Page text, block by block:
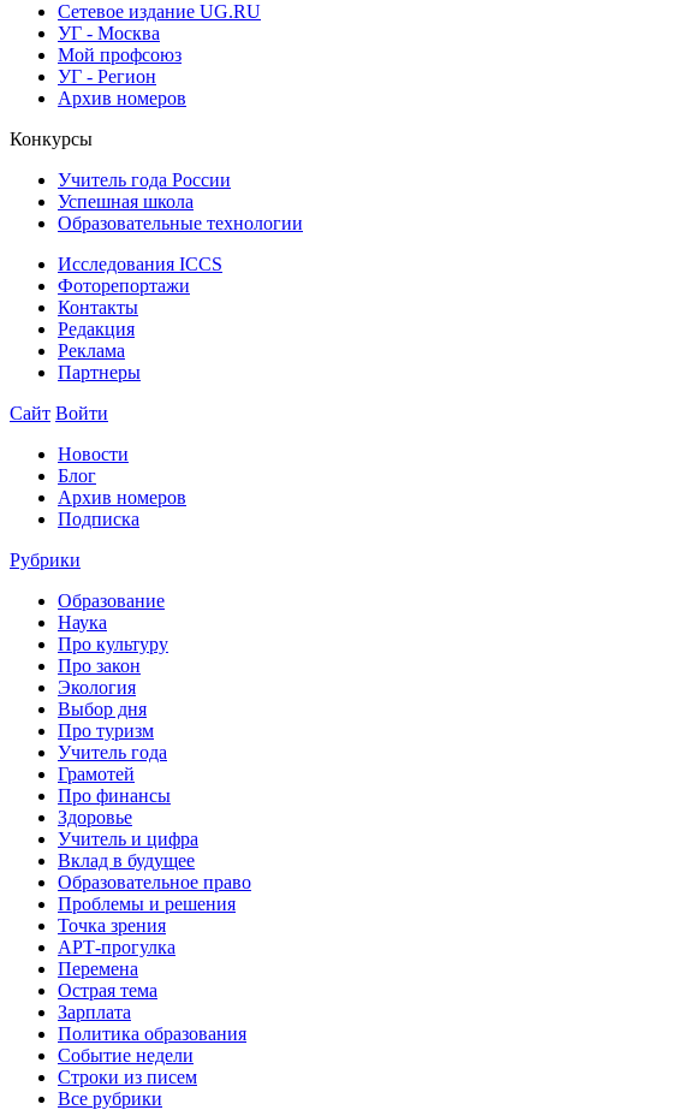
Сетевое издание UG.RU
УГ - Москва
Мой профсоюз
УГ - Регион
Архив номеров
Конкурсы
Учитель года России
Успешная школа
Образовательные технологии
Исследования ICCS
Фоторепортажи
Контакты
Редакция
Реклама
Партнеры
Сайт Войти
Новости
Блог
Архив номеров
Подписка
Рубрики
Образование
Наука
Про культуру
Про закон
Экология
Выбор дня
Про туризм
Учитель года
Грамотей
Про финансы
Здоровье
Учитель и цифра
Вклад в будущее
Образовательное право
Проблемы и решения
Точка зрения
АРТ-прогулка
Перемена
Острая тема
Зарплата
Политика образования
Событие недели
Строки из писем
Все рубрики